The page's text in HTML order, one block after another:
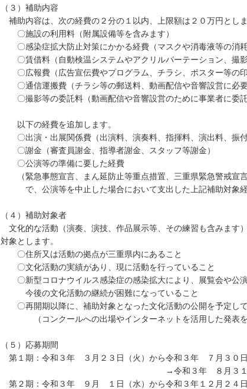
（３）補助内容
補助内容は、次の経費の２分の１以内、上限額は２０万円とし
〇施設の利用料（附属設備等を含みます）
〇感染症拡大防止対策にかかる経費（マスクや消毒液等の消耗
〇賃借料（自動検温システムやアクリルパーテーション、撮影
〇広報費（広告宣伝費やプログラム、チラシ、ポスター等の印
〇通信運搬費（チラシ等の郵送料、動画配信や音響設営に必
〇撮影等の委託料（動画配信や音響設営のために事業者に委託
以下の経費を追加します。
〇出演・出展関係費（出演料、演奏料、指揮料、演出料、振付
〇謝金（審査員謝金、指導者謝金、スタッフ等謝金）
〇公演等の準備に要した経費
（緊急事態宣言、まん延防止等重点措置、三重県緊急警戒宣
で、公演等を中止した場合において支出した上記補助対象経
（４）補助対象者
文化的な活動（演奏、演技、作品展示等、その練習も含みます
対象とします。
〇住所又は活動の拠点が三重県内にあること
〇文化活動の実績があり、現に活動を行っていること
〇新型コロナウイルス感染症の感染拡大により、展覧会や公演
今後の文化活動の継続が困難になっていること
〇再開期以降に、補助対象となった文化活動の公開を予定し
（コンクールへの出場やインターネットを活用した発表を
（５）応募期間
第１期：令和３年 ３月２３日（火）から令和３年 ７月３０日
→令和３年 ８月３１日（火）ま
第２期：令和３年 ９月 １日（水）から令和３年１２月２４日